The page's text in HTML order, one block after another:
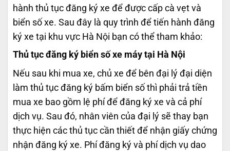
hành thủ tục đăng ký xe để được cấp cà vẹt và
biển số xe. Sau đây là quy trình để tiến hành đăng
ký xe tại khu vực Hà Nội bạn có thể tham khảo:
Thủ tục đăng ký biển số xe máy tại Hà Nội
Nếu sau khi mua xe, chủ xe để bên đại lý đại diện
làm thủ tục đăng ký bấm biển số thì phải trả tiền
mua xe bao gồm lệ phí để đăng ký xe và cả phí
dịch vụ. Sau đó, nhân viên của đại lý sẽ thay bạn
thực hiện các thủ tục cần thiết để nhận giấy chứng
nhận đăng ký xe. Phí đăng ký và phí dịch vụ dao